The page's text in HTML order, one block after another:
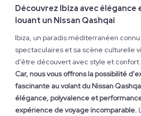
Découvrez Ibiza avec
louant un Nissan Qashqai
Ibiza, un paradis méditerranéen
spectaculaires et sa scène culturelle
d'être découvert avec style et confort.
Car, nous vous offrons la possibilité
fascinante au volant du Nissan
élégance, polyvalence et
expérience de voyage incomparable.